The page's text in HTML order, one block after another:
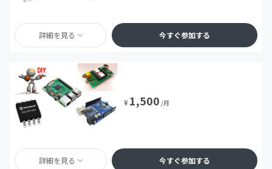
詳細を見る 今すぐ参加する
¥1,500 /月
詳細を見る 今すぐ参加する